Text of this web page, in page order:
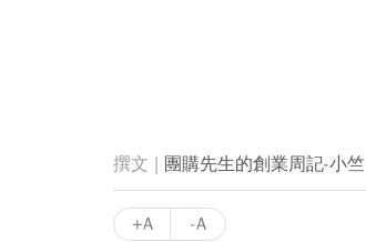
團購先生的創業周記-小竺
+A -A